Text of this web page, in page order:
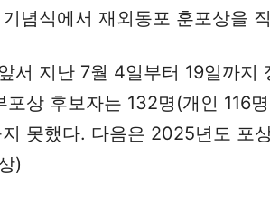
념식에서 재외동포 훈포상을
서 지난 7월 4일부터 19일까지
포상 후보자는 132명(개인 116
못했다. 다음은 2025년도 포
)